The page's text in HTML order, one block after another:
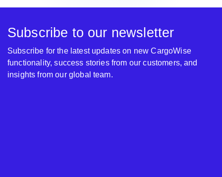
Subscribe to our newsletter
Subscribe for the latest updates on new CargoWise
functionality, success stories from our customers, and
insights from our global team.